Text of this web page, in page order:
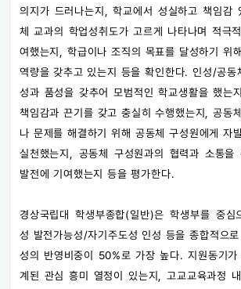
의지가 드러나는지, 학교에서 성실하고 책임감
체 교과의 학업성취도가 고르게 나타나며 적극
여했는지, 학급이나 조직의 목표를 달성하기 위
역량을 갖추고 있는지 등을 확인한다. 인성/공동
성과 품성을 갖추어 모범적인 학교생활을 했는
책임감과 끈기를 갖고 충실히 수행했는지, 공동
나 문제를 해결하기 위해 공동체 구성원에게 자
실천했는지, 공동체 구성원과의 협력과 소통을
발전에 기여했는지 등을 평가한다.
경상국립대 학생부종합(일반)은 학생부를 중심
성 발전가능성/자기주도성 인성 등을 종합적으
성의 반영비중이 50%로 가장 높다. 지원동기가
계된 관심 흥미 열정이 있는지, 고교교육과정